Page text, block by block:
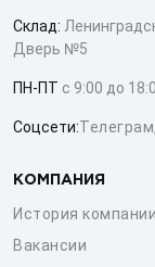
Склад:
Дверь №5
ПН-ПТ с 9:00 до
Соцсети:Телеграм,
КОМПАНИЯ
История компании
Вакансии